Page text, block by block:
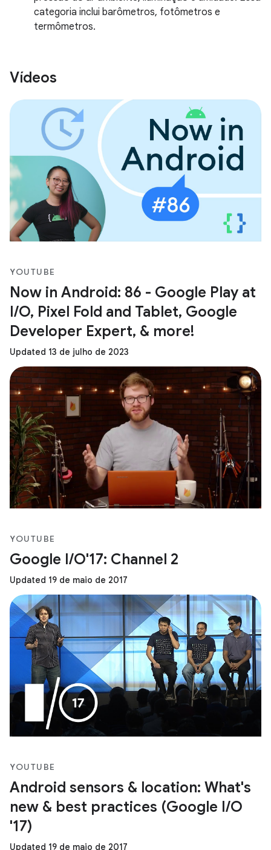
categoria inclui barômetros, fotômetros e
termômetros.
Vídeos
YOUTUBE
Now in Android: 86 - Google Play at
I/O, Pixel Fold and Tablet, Google
Developer Expert, & more!
Updated 13 de julho de 2023
YOUTUBE
Google I/O'17: Channel 2
Updated 19 de maio de 2017
YOUTUBE
Android sensors & location: What's
new & best practices (Google I/O
'17)
Updated 19 de maio de 2017